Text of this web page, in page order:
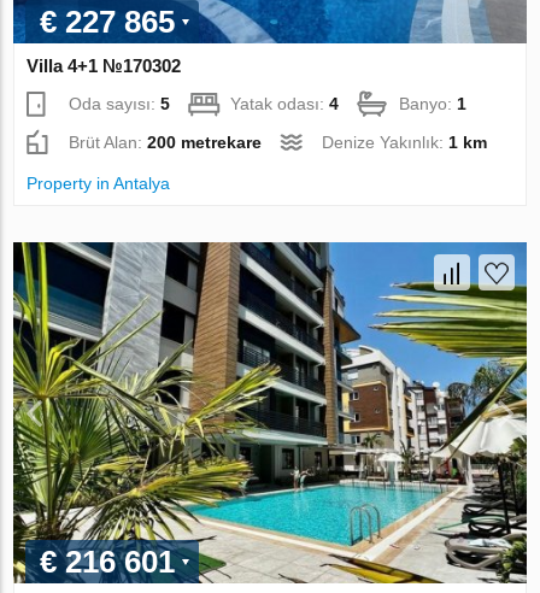
€ 227 865
Villa 4+1 №170302
Oda sayısı:5 Yatak odası:4 Banyo: 1
Brüt Alan:200 metrekare Denize Yakınlık: 1 km
Property in Antalya
€ 216 601